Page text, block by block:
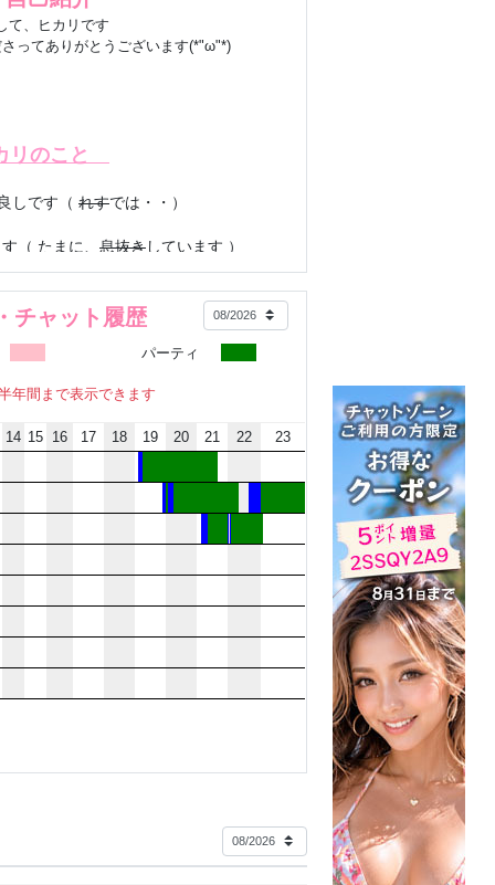
て、ヒカリです
ってありがとうございます(*"ω"*)
のこと
しです（ れすでは・・）
（ たまに、 息抜きしています ）
ポーツ観戦も好きです
せて、といわれると少し怖いです
挨拶は大事にしてます
で「またね」って言いたいな♪
思いながらお話をしています＾＾
カリもとても嬉しいです...♪
チャット履歴
パーティ
年間まで表示できます
14 15 16 17 18 19 20 21 22 23